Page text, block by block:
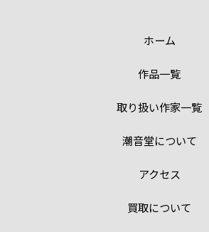
ホーム
作品一覧
取り扱い作家一覧
潮音堂について
アクセス
買取について